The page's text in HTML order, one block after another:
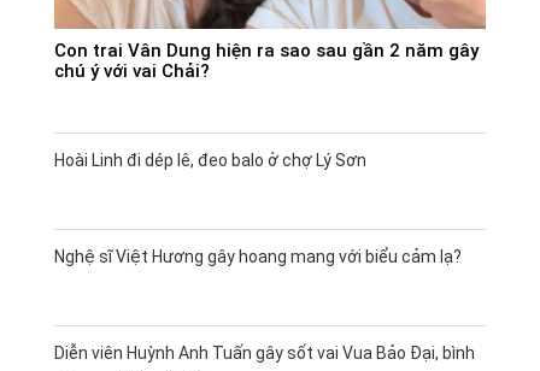
Con trai Vân Dung hiện ra sao sau gần 2 năm gây
chú ý với vai Chải?
Hoài Linh đi dép lê, đeo balo ở chợ Lý Sơn
Nghệ sĩ Việt Hương gây hoang mang với biểu cảm lạ?
Diễn viên Huỳnh Anh Tuấn gây sốt vai Vua Bảo Đại, bình